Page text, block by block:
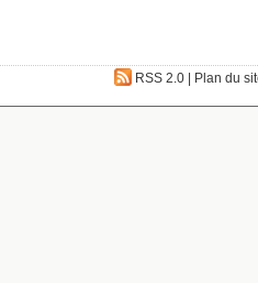
RSS 2.0 | Plan du